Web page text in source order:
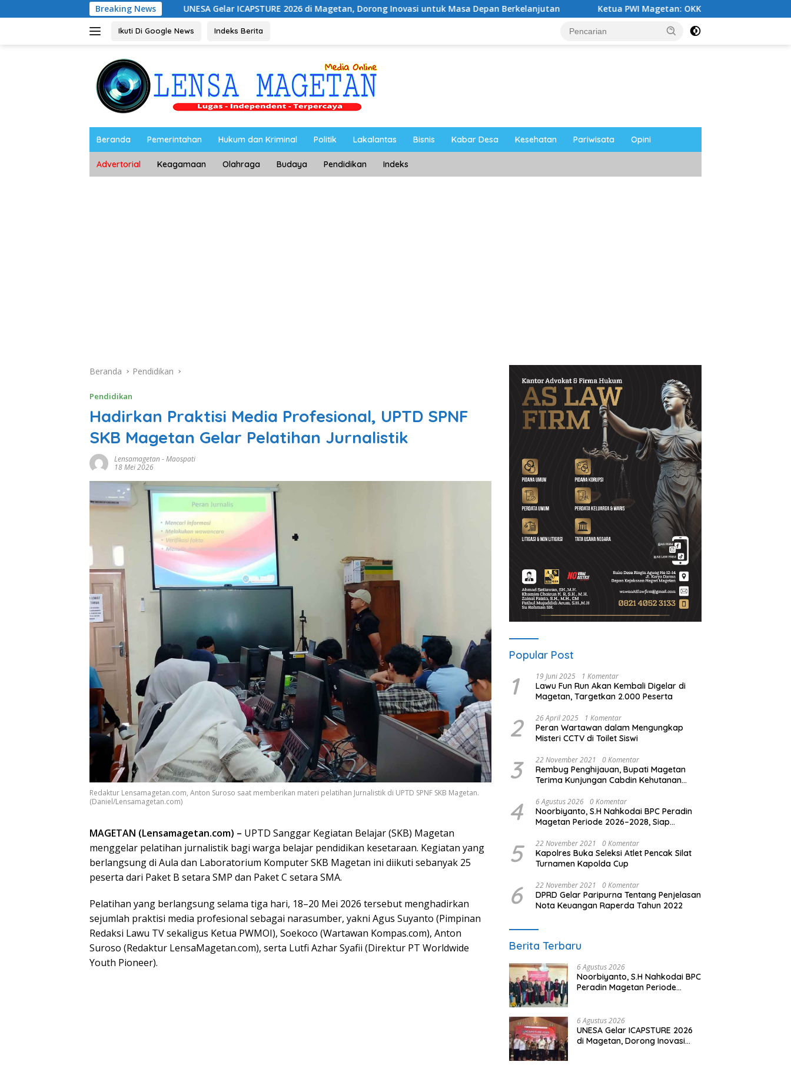
ke
Breaking News
UNESA Gelar ICAPSTURE 2026 di Magetan, Dorong Inovasi untuk Masa Depan Berkelanjutan Ketua PWI Magetan: OKK Penting untuk Mencetak Wartawan
Ikuti Di Google News Indeks Berita
Beranda Pemerintahan Hukum dan Kriminal Politik Lakalantas Bisnis Kabar Desa Kesehatan Pariwisata Opini
Advertorial Keagamaan Olahraga Budaya Pendidikan Indeks
Beranda Pendidikan
Pendidikan
Hadirkan Praktisi Media Profesional, UPTD SPNF
SKB Magetan Gelar Pelatihan Jurnalistik
Lensamagetan-Maospati
18 Mei 2026
Redaktur Lensamagetan.com, Anton Suroso saat memberikan materi pelatihan Jurnalistik di UPTD SPNF SKB Magetan.
(Daniel/Lensamagetan.com)
MAGETAN (Lensamagetan.com) – UPTD Sanggar Kegiatan Belajar (SKB) Magetan
menggelar pelatihan jurnalistik bagi warga belajar pendidikan kesetaraan. Kegiatan yang
berlangsung di Aula dan Laboratorium Komputer SKB Magetan ini diikuti sebanyak 25
peserta dari Paket B setara SMP dan Paket C setara SMA.
Pelatihan yang berlangsung selama tiga hari, 18–20 Mei 2026 tersebut menghadirkan
sejumlah praktisi media profesional sebagai narasumber, yakni Agus Suyanto (Pimpinan
Redaksi Lawu TV sekaligus Ketua PWMOI), Soekoco (Wartawan Kompas.com), Anton
Suroso (Redaktur LensaMagetan.com), serta Lutfi Azhar Syafii (Direktur PT Worldwide
Youth Pioneer).
Popular Post
1 19 Juni 2025 1 Komentar
Lawu Fun Run Akan Kembali Digelar di
Magetan, Targetkan 2.000 Peserta
2 26 April 2025 1 Komentar
Peran Wartawan dalam Mengungkap
Misteri CCTV di Toilet Siswi
3 22 November 2021 0 Komentar
Rembug Penghijauan, Bupati Magetan
Terima Kunjungan Cabdin Kehutanan
4 6 Agustus 2026 0 Komentar
Noorbiyanto, S.H Nahkodai BPC Peradin
Magetan Periode 2026–2028, Siap
5 22 November 2021 0 Komentar
Kapolres Buka Seleksi Atlet Pencak Silat
Turnamen Kapolda Cup
6 22 November 2021 0 Komentar
DPRD Gelar Paripurna Tentang Penjelasan
Nota Keuangan Raperda Tahun 2022
Berita Terbaru
6 Agustus 2026
Noorbiyanto, S.H Nahkodai BPC
Peradin Magetan Periode
6 Agustus 2026
UNESA Gelar ICAPSTURE 2026
di Magetan, Dorong Inovasi